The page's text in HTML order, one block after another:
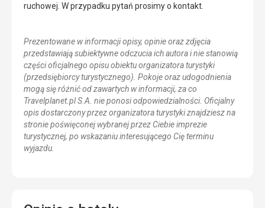
ruchowej. W przypadku pytań prosimy o kontakt.
Prezentowane w informacji opisy, opinie oraz zdjęcia
przedstawiają subiektywne odczucia ich autora i nie stanowią
części oficjalnego opisu obiektu organizatora turystyki
(przedsiębiorcy turystycznego). Pokoje oraz udogodnienia
mogą się różnić od zawartych w informacji, za co
Travelplanet.pl S.A. nie ponosi odpowiedzialności. Oficjalny
opis dostarczony przez organizatora turystyki znajdziesz na
stronie poświęconej wybranej przez Ciebie imprezie
turystycznej, po wskazaniu interesującego Cię terminu
wyjazdu.